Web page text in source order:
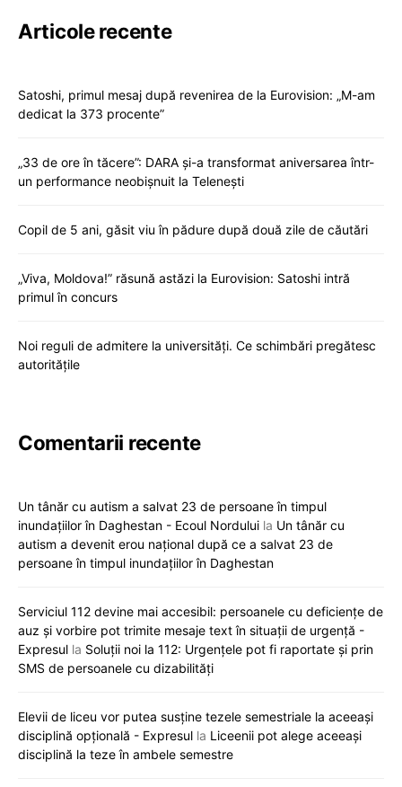
Articole recente
Satoshi, primul mesaj după revenirea de la Eurovision: „M-am
dedicat la 373 procente”
„33 de ore în tăcere”: DARA și-a transformat aniversarea într-
un performance neobișnuit la Telenești
Copil de 5 ani, găsit viu în pădure după două zile de căutări
„Viva, Moldova!” răsună astăzi la Eurovision: Satoshi intră
primul în concurs
Noi reguli de admitere la universități. Ce schimbări pregătesc
autoritățile
Comentarii recente
Un tânăr cu autism a salvat 23 de persoane în timpul
inundațiilor în Daghestan - Ecoul Nordului la Un tânăr cu
autism a devenit erou național după ce a salvat 23 de
persoane în timpul inundațiilor în Daghestan
Serviciul 112 devine mai accesibil: persoanele cu deficiențe de
auz și vorbire pot trimite mesaje text în situații de urgență -
Expresul la Soluții noi la 112: Urgențele pot fi raportate și prin
SMS de persoanele cu dizabilități
Elevii de liceu vor putea susține tezele semestriale la aceeași
disciplină opțională - Expresul la Liceenii pot alege aceeași
disciplină la teze în ambele semestre